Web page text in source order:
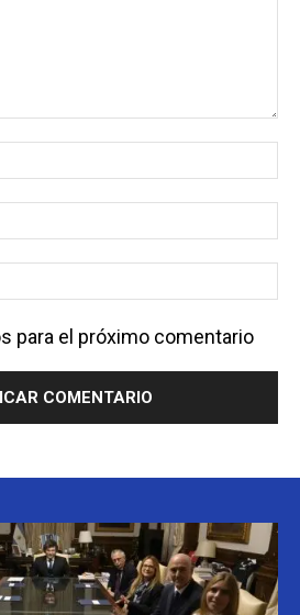
para el próximo comentario